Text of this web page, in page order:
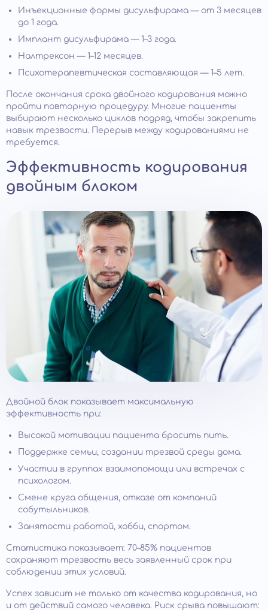
Инъекционные формы дисульфирама — от 3 месяцев
до 1 года.
Имплант дисульфирама — 1–3 года.
Налтрексон — 1–12 месяцев.
Психотерапевтическая составляющая — 1–5 лет.
После окончания срока двойного кодирования можно
пройти повторную процедуру. Многие пациенты
выбирают несколько циклов подряд, чтобы закрепить
навык трезвости. Перерыв между кодированиями не
требуется.
Эффективность кодирования
двойным блоком
Двойной блок показывает максимальную
эффективность при:
Высокой мотивации пациента бросить пить.
Поддержке семьи, создании трезвой среды дома.
Участии в группах взаимопомощи или встречах с
психологом.
Смене круга общения, отказе от компаний
собутыльников.
Занятости работой, хобби, спортом.
Статистика показывает: 70–85% пациентов
сохраняют трезвость весь заявленный срок при
соблюдении этих условий.
Успех зависит не только от качества кодирования, но
и от действий самого человека. Риск срыва повышают: